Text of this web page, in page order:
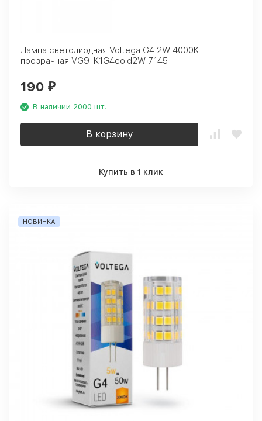
Лампа светодиодная Voltega G4 2W 4000K
прозрачная VG9-K1G4cold2W 7145
190 ₽
В наличии 2000 шт.
В корзину
Купить в 1 клик
НОВИНКА